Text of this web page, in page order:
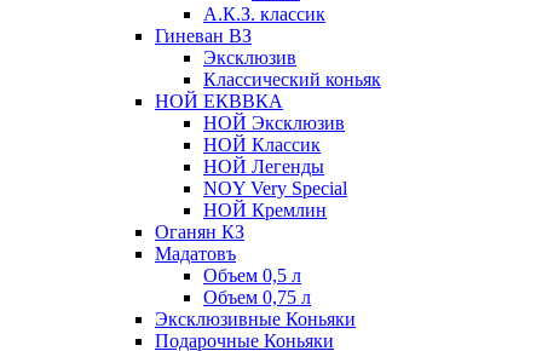
А.К.З. классик
Гиневан ВЗ
Эксклюзив
Классический коньяк
НОЙ ЕКВВКА
НОЙ Эксклюзив
НОЙ Классик
НОЙ Легенды
NOY Very Speсial
НОЙ Кремлин
Оганян КЗ
Мадатовъ
Объем 0,5 л
Объем 0,75 л
Эксклюзивные Коньяки
Подарочные Коньяки